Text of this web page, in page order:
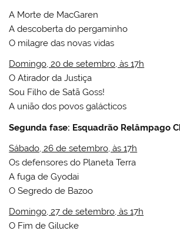
A Morte de MacGaren
A descoberta do pergaminho
O milagre das novas vidas
Domingo, 20 de setembro, às 17h
O Atirador da Justiça
Sou Filho de Satã Goss!
A união dos povos galácticos
Segunda fase: Esquadrão Relâmpago
Sábado, 26 de setembro, às 17h
Os defensores do Planeta Terra
A fuga de Gyodai
O Segredo de Bazoo
Domingo, 27 de setembro, às 17h
O Fim de Gilucke